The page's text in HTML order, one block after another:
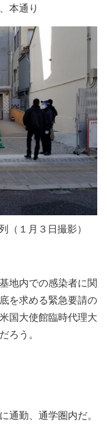
本通り
（１月３日撮影）
地内での感染者に関
を求める緊急要請の
国大使館臨時代理大
ろう。
通勤、通学圏内だ。